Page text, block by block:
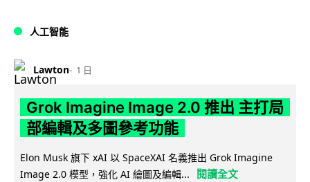
人工智能
Lawton 1 日
Grok Imagine Image 2.0 推出 主打局
部編輯及多圖參考功能
Elon Musk 旗下 xAI 以 SpaceXAI 名義推出 Grok Imagine
Image 2.0 模型，強化 AI 繪圖及編輯...
閱讀全文